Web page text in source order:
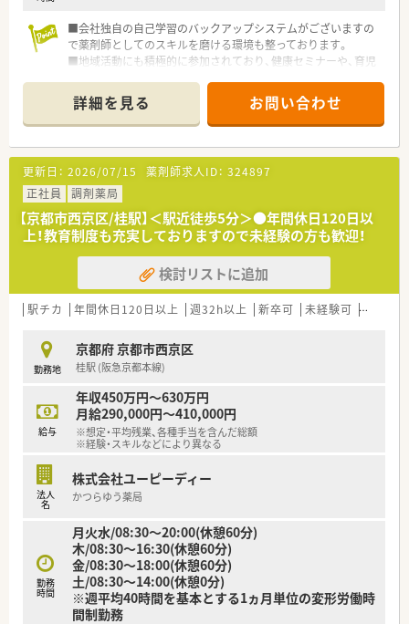
■会社独自の自己学習のバックアップシステムがございますの
で薬剤師としてのスキルを磨ける環境も整っております。
■地域活動にも積極的に参加されており、健康セミナーや、育児
イベントを実施しています。
詳細を見る お問い合わせ
更新日： 2026/07/15 薬剤師求人ID： 324897
正社員
調剤薬局
【京都市西京区/桂駅】＜駅近徒歩5分＞●年間休日120日以
上！教育制度も充実しておりますので未経験の方も歓迎！
検討リストに追加
駅チカ 年間休日120日以上 週32h以上 新卒可 未経験可 ブラン
勤務地
京都府 京都市西京区
桂駅 (阪急京都本線)
給与
年収450万円～630万円
月給290,000円～410,000円
※想定・平均残業、各種手当を含んだ総額
※経験・スキルなどにより異なる
法人
名
株式会社ユーピーディー
かつらゆう薬局
勤務
時間
月火水/08:30～20:00(休憩60分)
木/08:30～16:30(休憩60分)
金/08:30～18:00(休憩60分)
土/08:30～14:00(休憩0分)
※週平均40時間を基本とする1ヵ月単位の変形労働時
間制勤務